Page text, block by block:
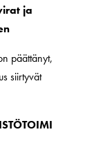
ja
päättänyt,
siirtyvät